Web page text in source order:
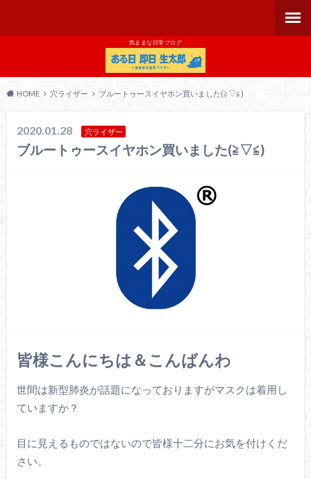
気ままな日常ブログ
HOME 穴ライザー ブルートゥースイヤホン買いました(≧▽≦)
2020.01.28 穴ライザー
ブルートゥースイヤホン買いました(≧▽≦)
皆様こんにちは＆こんばんわ
世間は新型肺炎が話題になっておりますがマスクは着用し
ていますか？
目に見えるものではないので皆様十二分にお気を付けくだ
さい。